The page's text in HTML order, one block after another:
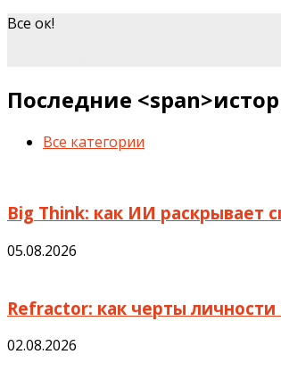
Все ок!
Последние
Все категории
Big Think: как ИИ раскрывает
05.08.2026
Refractor: как черты
02.08.2026